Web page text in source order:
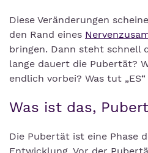
Diese Veränderungen
den Rand eines
bringen. Dann steht schnell
lange dauert die Pubertät?
endlich vorbei? Was tut „ES“
Was ist das,
Die Pubertät ist eine Phase